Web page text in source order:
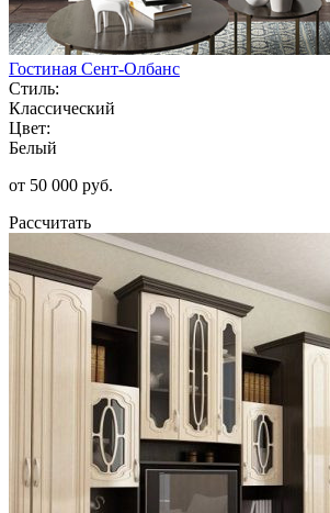
Гостиная Сент-Олбанс
Стиль:
Классический
Цвет:
Белый
от 50 000 руб.
Рассчитать